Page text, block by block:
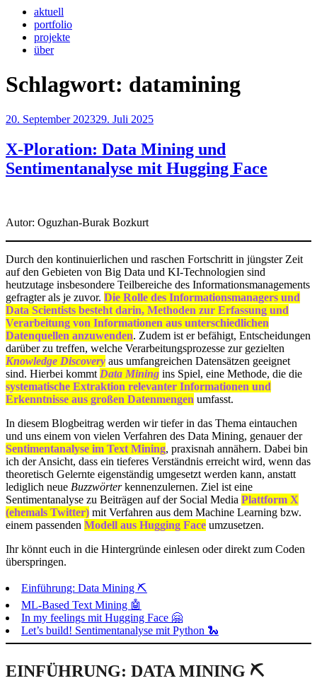
aktuell
portfolio
projekte
über
Schlagwort: datamining
Veröffentlicht
20. September 202329. Juli 2025
X-Ploration: Data Mining und
Sentimentanalyse mit Hugging Face
Autor: Oguzhan-Burak Bozkurt
Durch den kontinuierlichen und raschen Fortschritt in jüngster Zeit
auf den Gebieten von Big Data und KI-Technologien sind
heutzutage insbesondere Teilbereiche des Informationsmanagements
gefragter als je zuvor. Die Rolle des Informationsmanagers und
Data Scientists besteht darin, Methoden zur Erfassung und
Verarbeitung von Informationen aus unterschiedlichen
Datenquellen anzuwenden. Zudem ist er befähigt, Entscheidungen
darüber zu treffen, welche Verarbeitungsprozesse zur gezielten
Knowledge Discovery aus umfangreichen Datensätzen geeignet
sind. Hierbei kommt Data Mining ins Spiel, eine Methode, die die
systematische Extraktion relevanter Informationen und
Erkenntnisse aus großen Datenmengen umfasst.
In diesem Blogbeitrag werden wir tiefer in das Thema eintauchen
und uns einem von vielen Verfahren des Data Mining, genauer der
Sentimentanalyse im Text Mining, praxisnah annähern. Dabei bin
ich der Ansicht, dass ein tieferes Verständnis erreicht wird, wenn das
theoretisch Gelernte eigenständig umgesetzt werden kann, anstatt
lediglich neue Buzzwörterkennenzulernen. Ziel ist eine
Sentimentanalyse zu Beiträgen auf der Social Media Plattform X
(ehemals Twitter) mit Verfahren aus dem Machine Learning bzw.
einem passenden Modell aus Hugging Face umzusetzen.
Ihr könnt euch in die Hintergründe einlesen oder direkt zum Coden
überspringen.
Einführung: Data Mining ⛏️
ML-Based Text Mining 🤖
In my feelings mit Hugging Face 🤗
Let’s build! Sentimentanalyse mit Python 🐍
EINFÜHRUNG: DATA MINING ⛏️